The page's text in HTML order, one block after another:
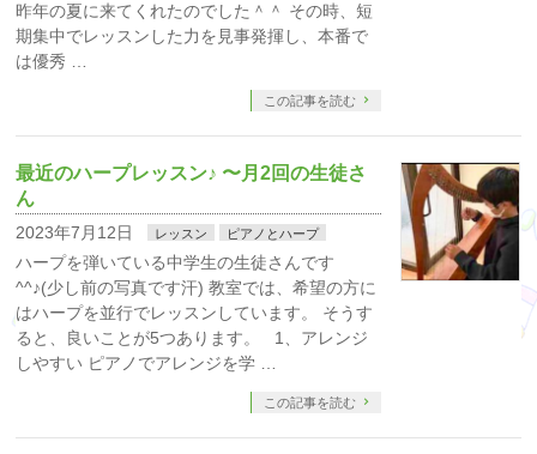
昨年の夏に来てくれたのでした＾＾ その時、短
期集中でレッスンした力を見事発揮し、本番で
は優秀 …
この記事を読む
最近のハープレッスン♪ 〜月2回の生徒さ
ん
2023年7月12日 レッスン ピアノとハープ
ハープを弾いている中学生の生徒さんです
^^♪(少し前の写真です汗) 教室では、希望の方に
はハープを並行でレッスンしています。 そうす
ると、良いことが5つあります。 1、アレンジ
しやすい ピアノでアレンジを学 …
この記事を読む